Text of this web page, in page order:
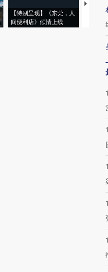
【特别呈现】《东莞，人
间便利店》倾情上线
【推广
会，让